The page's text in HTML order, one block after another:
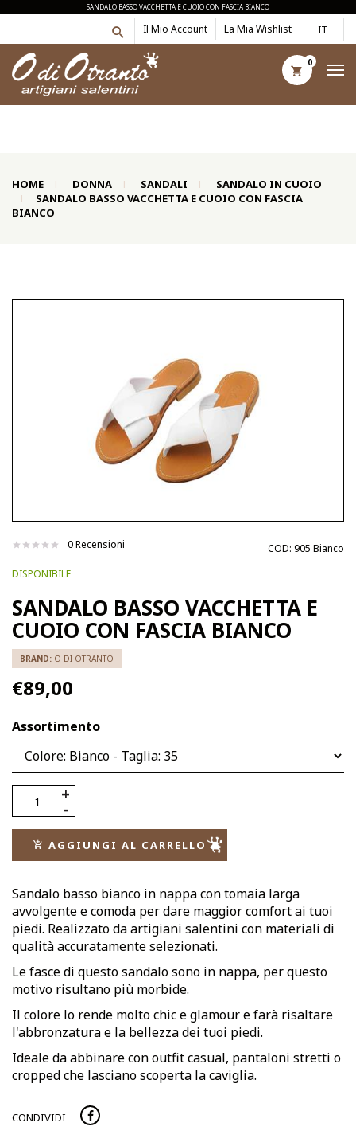
SANDALO BASSO VACCHETTA E CUOIO CON FASCIA BIANCO
IT
Il Mio Account La Mia Wishlist
0
HOME DONNA SANDALI
SANDALO IN CUOIO
SANDALO BASSO VACCHETTA E CUOIO CON FASCIA
BIANCO
0 Recensioni COD: 905 Bianco
DISPONIBILE
SANDALO BASSO VACCHETTA E
CUOIO CON FASCIA BIANCO
BRAND: O DI OTRANTO
€89,00
Assortimento
AGGIUNGI AL CARRELLO
Sandalo basso bianco in nappa con tomaia larga
avvolgente e comoda per dare maggior comfort ai tuoi
piedi. Realizzato da artigiani salentini con materiali di
qualità accuratamente selezionati.
Le fasce di questo sandalo sono in nappa, per questo
motivo risultano più morbide.
Il colore lo rende molto chic e glamour e farà risaltare
l'abbronzatura e la bellezza dei tuoi piedi.
Ideale da abbinare con outfit casual, pantaloni stretti o
cropped che lasciano scoperta la caviglia.
CONDIVIDI